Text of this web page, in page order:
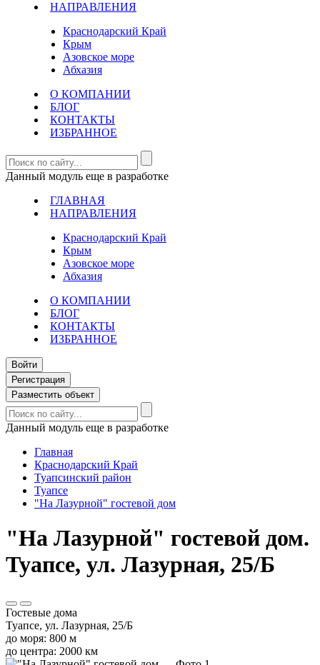
НАПРАВЛЕНИЯ
Краснодарский Край
Крым
Азовское море
Абхазия
О КОМПАНИИ
БЛОГ
КОНТАКТЫ
ИЗБРАННОЕ
Данный модуль еще в разработке
ГЛАВНАЯ
НАПРАВЛЕНИЯ
Краснодарский Край
Крым
Азовское море
Абхазия
О КОМПАНИИ
БЛОГ
КОНТАКТЫ
ИЗБРАННОЕ
Войти
Регистрация
Разместить объект
Данный модуль еще в разработке
Главная
Краснодарский Край
Туапсинский район
Туапсе
"На Лазурной" гостевой дом
"На Лазурной" гостевой дом.
Туапсе, ул. Лазурная, 25/Б
Гостевые дома
Туапсе, ул. Лазурная, 25/Б
до моря: 800 м
до центра: 2000 км